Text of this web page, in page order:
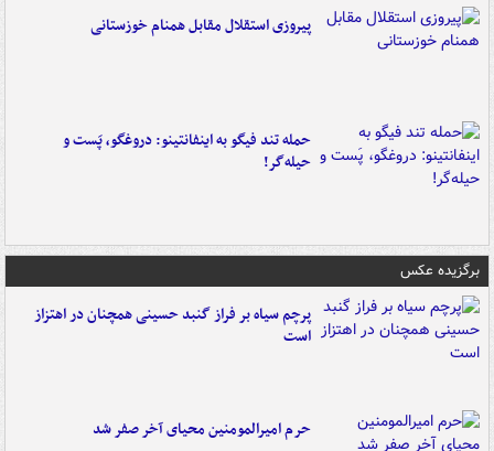
پیروزی استقلال مقابل همنام خوزستانی
حمله تند فیگو به اینفانتینو: دروغگو، پَست‌ و
حیله‌گر!
برگزیده عکس
پرچم سیاه بر فراز گنبد حسینی همچنان در اهتزاز
است
حرم امیرالمومنین محیای آخر صفر شد